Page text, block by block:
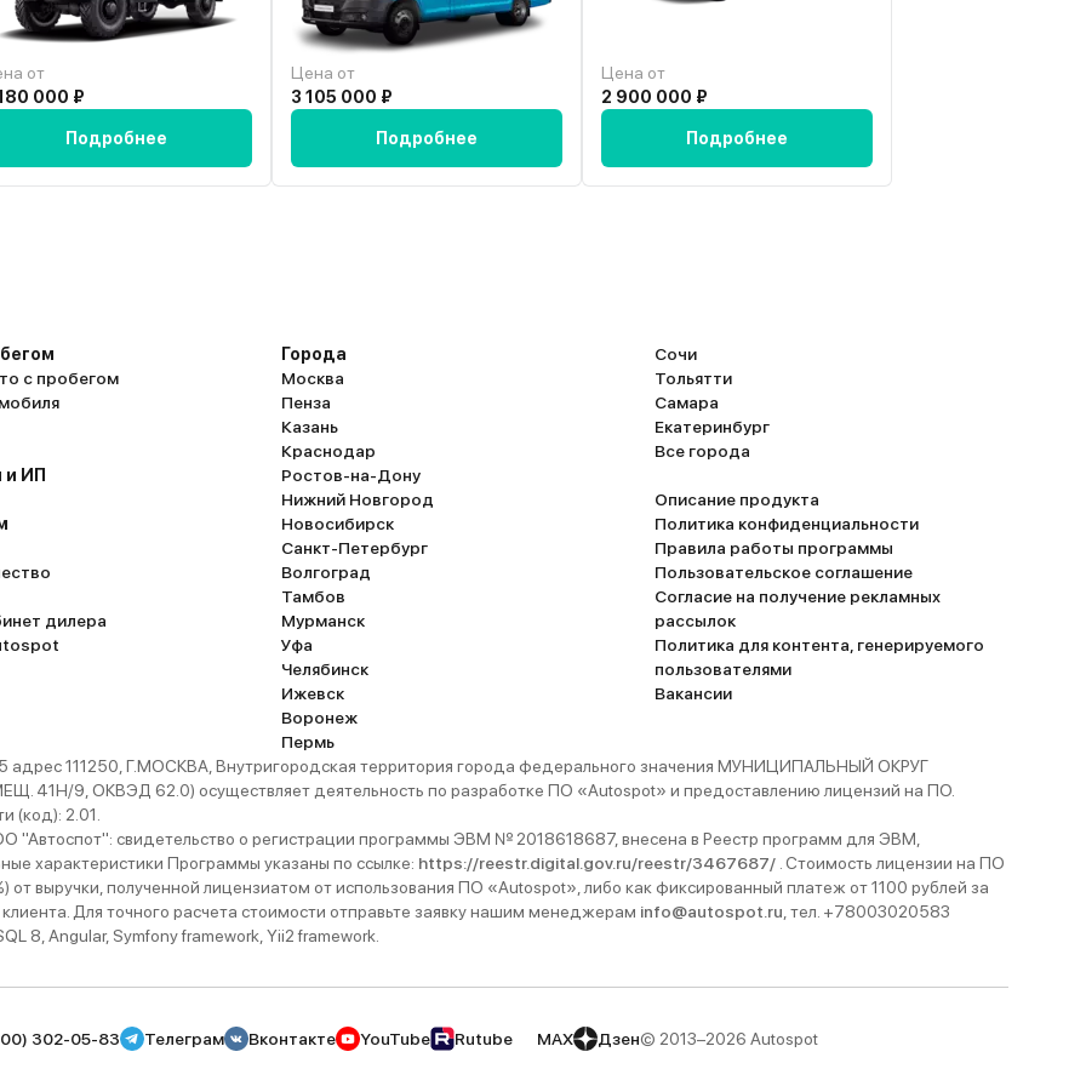
его –
на
в первый
сами все
мне нужен
сиденья
буду
дальние
от
000 ₽
Подробнее
Цена от
3 105 000 ₽
Подробнее
Цена от
2 900 000 ₽
Подробнее
с пробегом
и ИП
дилера
Города
Москва
Пенза
Казань
Краснодар
Ростов-на-Дону
Нижний Новгород
Новосибирск
Санкт-Петербург
Волгоград
Тамбов
Мурманск
Уфа
Челябинск
Ижевск
Воронеж
Пермь
Сочи
Тольятти
Самара
Екатеринбург
Все города
Описание продукта
Политика конфиденциальности
Правила работы программы
Пользовательское соглашение
Согласие на получение рекламных
рассылок
Политика для контента, генерируемого
пользователями
Вакансии
111250, Г.МОСКВА, Внутригородская территория города федерального значения МУНИЦИПАЛЬНЫЙ ОКРУГ
9, ОКВЭД 62.0) осуществляет деятельность по разработке ПО «Autospot» и предоставлению лицензий на ПО.
(код): 2.01.
свидетельство о регистрации программы ЭВМ № 2018618687, внесена в Реестр программ для ЭВМ,
характеристики Программы указаны по ссылке: https://reestr.digital.gov.ru/reestr/3467687/ . Стоимость лицензии на ПО
от выручки, полученной лицензиатом от использования ПО «Autospot», либо как фиксированный платеж от 1100 рублей за
Для точного расчета стоимости отправьте заявку нашим менеджерам info@autospot.ru , тел. +78003020583
8, Angular, Symfony framework, Yii2 framework.
302-05-83 Телеграм Вконтакте YouTube Rutube MAX Дзен© 2013–2026 Autospot